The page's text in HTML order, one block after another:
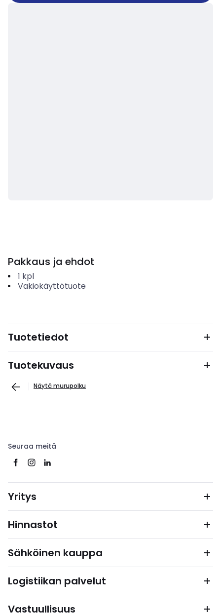
Pakkaus ja ehdot
1 kpl
Vakiokäyttötuote
Tuotetiedot
Tuotekuvaus
Näytä murupolku
Seuraa meitä
Yritys
Hinnastot
Sähköinen kauppa
Logistiikan palvelut
Vastuullisuus